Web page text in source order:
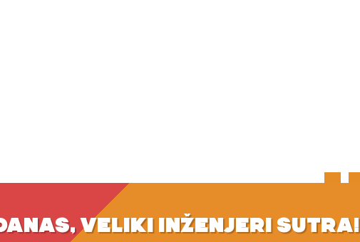
VELIKI INŽENJERI SUTRA!